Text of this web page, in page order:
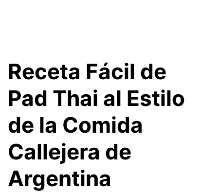
Receta Fácil de
Pad Thai al Estilo
de la Comida
Callejera de
Argentina